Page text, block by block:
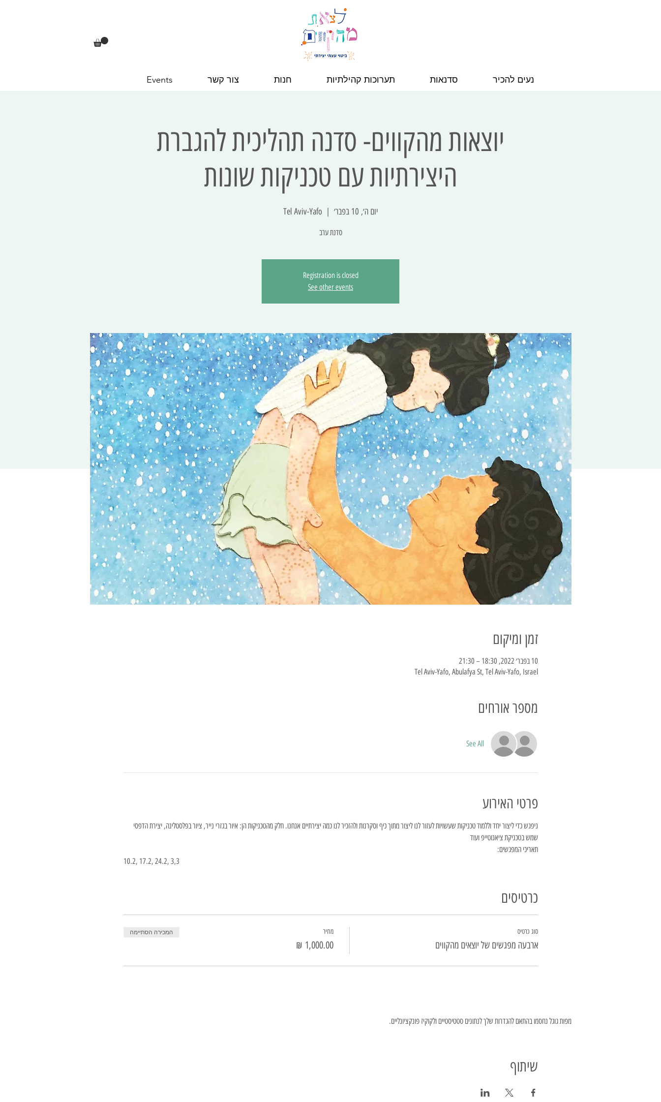
נעים להכיר סדנאות תערוכות קהילתיות חנות צור קשר Events
יוצאות מהקווים- סדנה תהליכית להגברת
היצירתיות עם טכניקות שונות
יום ה׳, 10 בפבר׳
  |
Tel Aviv-Yafo
סדנת ערב
Registration is closed
See other events
זמן ומיקום
10 בפבר׳ 2022, 18:30 – 21:30
Tel Aviv-Yafo, Abulafya St, Tel Aviv-Yafo, Israel
מספר אורחים
See All
פרטי האירוע
ניפגש כדי ליצור יחד וללמוד טכניקות שעשויות לעזור לנו ליצור מתוך כיף וסקרנות ולהזכיר לנו כמה יצירתיים אנחנו. חלק מהטכניקות הן: איור בגזרי נייר, ציור בפלסטלינה, יצירת הדפסי
שמש בטכניקת ציאנוטייפ ועוד
תאריכי המפגשים:
10.2, 17.2, 24.2, 3,3
כרטיסים
סוג כרטיס
ארבעה מפגשים של יוצאים מהקווים
מחיר המכירה הסתיימה
מפות גוגל נחסמו בהתאם להגדרות שלך לנתונים סטטיסטיים ולקוקיז פונקציונליים.
שיתוף